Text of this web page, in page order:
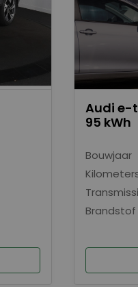
Audi e-
95 kWh
Bouwjaar
Brandstof